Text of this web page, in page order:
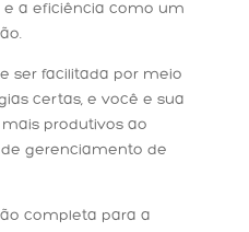
e a eficiência como um
ser facilitada por meio
certas, e você e sua
produtivos ao
gerenciamento de
completa para a